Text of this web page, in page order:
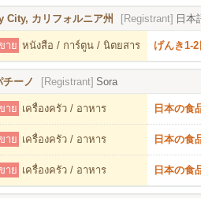
City, カリフォルニア州 [Registrant] 日本
าย หนังสือ / การ์ตูน / นิตยสาร げんき1-
チーノ [Registrant] Sora
าย เครื่องครัว / อาหาร 日本の食
าย เครื่องครัว / อาหาร 日本の食
าย เครื่องครัว / อาหาร 日本の食